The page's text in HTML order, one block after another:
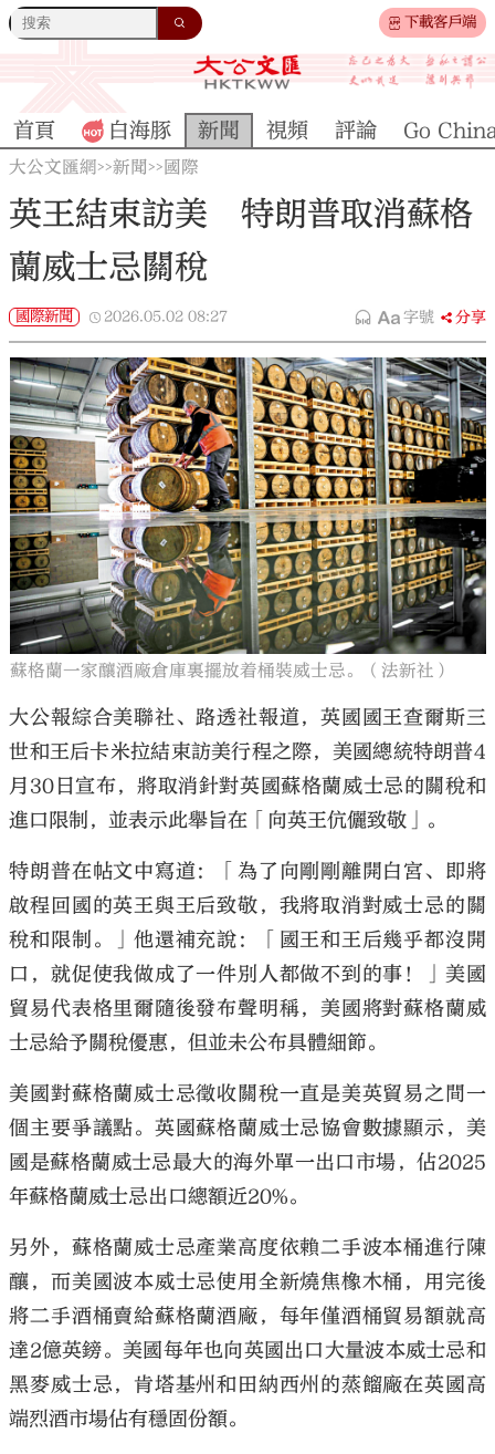
下載客戶端
大公文匯
首頁 白海豚 新聞 視頻 評論 Go
大公文匯網>>新聞>> 國際
英王結束訪美 特朗普取消蘇格
蘭威士忌關稅
國際新聞 2026.05.02 08:27 字號 分享
蘇格蘭一家釀酒廠倉庫裏擺放着桶裝威士忌。（法新社）
大公報綜合美聯社、路透社報道，英國國王查爾斯三
世和王后卡米拉結束訪美行程之際，美國總統特朗普4
月30日宣布，將取消針對英國蘇格蘭威士忌的關稅和
進口限制，並表示此舉旨在「向英王伉儷致敬」。
特朗普在帖文中寫道：「為了向剛剛離開白宮、即將
啟程回國的英王與王后致敬，我將取消對威士忌的關
稅和限制。」他還補充說：「國王和王后幾乎都沒開
口，就促使我做成了一件別人都做不到的事！」美國
貿易代表格里爾隨後發布聲明稱，美國將對蘇格蘭威
士忌給予關稅優惠，但並未公布具體細節。
美國對蘇格蘭威士忌徵收關稅一直是美英貿易之間一
個主要爭議點。英國蘇格蘭威士忌協會數據顯示，美
國是蘇格蘭威士忌最大的海外單一出口市場，佔2025
年蘇格蘭威士忌出口總額近20%。
另外，蘇格蘭威士忌產業高度依賴二手波本桶進行陳
釀，而美國波本威士忌使用全新燒焦橡木桶，用完後
將二手酒桶賣給蘇格蘭酒廠，每年僅酒桶貿易額就高
達2億英鎊。美國每年也向英國出口大量波本威士忌和
黑麥威士忌，肯塔基州和田納西州的蒸餾廠在英國高
端烈酒市場佔有穩固份額。